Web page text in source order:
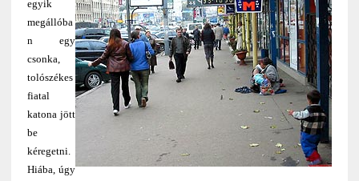
egyik
megállóba
n egy
csonka,
tolószékes
fiatal
katona jött
be
kéregetni.
Hiába, úgy